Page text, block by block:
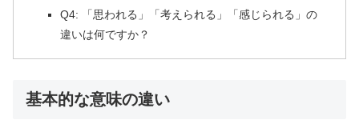
Q4: 「思われる」「考えられる」「感じられる」の
違いは何ですか？
基本的な意味の違い